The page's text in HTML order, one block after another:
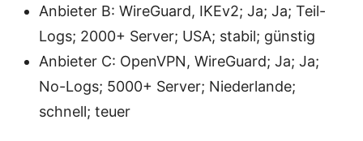
Anbieter B: WireGuard, IKEv2; Ja; Ja; Teil-
Logs; 2000+ Server; USA; stabil; günstig
Anbieter C: OpenVPN, WireGuard; Ja; Ja;
No-Logs; 5000+ Server; Niederlande;
schnell; teuer